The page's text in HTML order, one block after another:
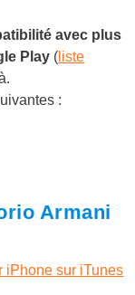
avec plus
Play ( liste
:
Armani
iPhonesur iTunes